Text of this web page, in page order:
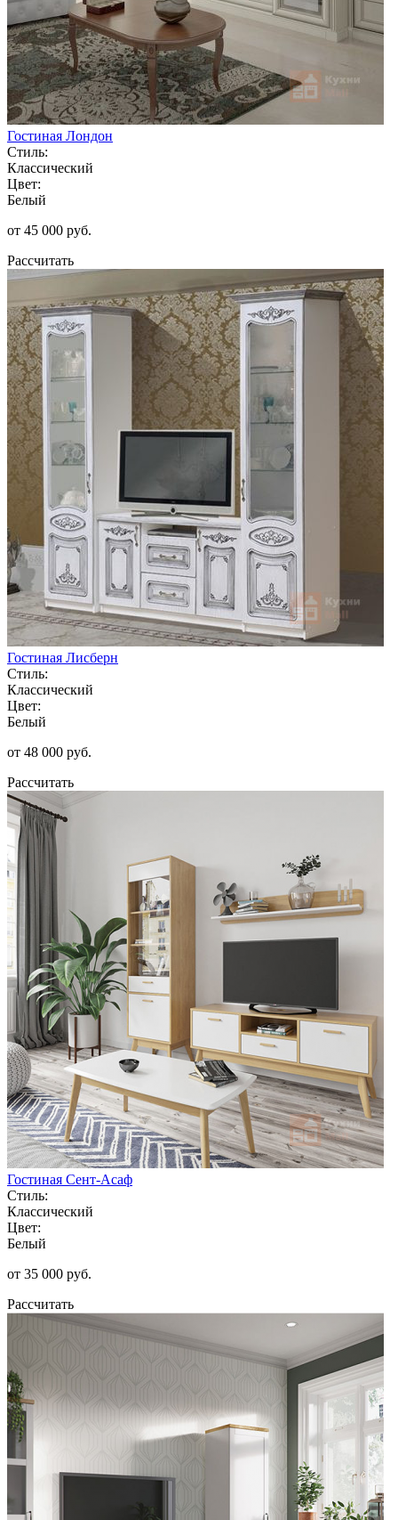
Гостиная Лондон
Стиль:
Классический
Цвет:
Белый
от 45 000 руб.
Рассчитать
Гостиная Лисберн
Стиль:
Классический
Цвет:
Белый
от 48 000 руб.
Рассчитать
Гостиная Сент-Асаф
Стиль:
Классический
Цвет:
Белый
от 35 000 руб.
Рассчитать